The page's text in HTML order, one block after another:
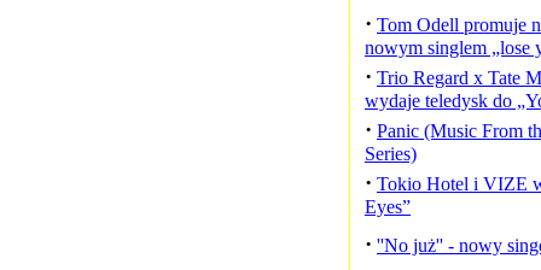
· Tom Odell promuje
nowym singlem „lose
· Trio Regard x Tate
wydaje teledysk do
· Panic (Music From
Series)
· Tokio Hotel i VIZE
Eyes”
· ''No już'' - nowy